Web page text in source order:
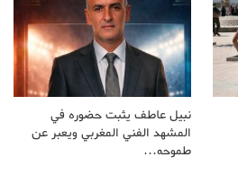
نبيل عاطف يثبت حضوره في
المشهد الفني المغربي ويعبر عن
طموحه…